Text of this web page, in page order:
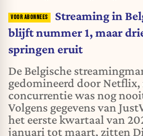
Streaming in
blijft nummer 1, maar
springen eruit
De Belgische
gedomineerd door Netflix,
concurrentie was nog
Volgens gegevens van
het eerste kwartaal van
januari tot maart, zitten